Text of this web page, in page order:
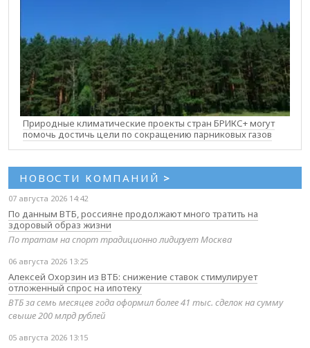
Природные климатические проекты стран БРИКС+ могут
помочь достичь цели по сокращению парниковых газов
НОВОСТИ КОМПАНИЙ >
07 августа 2026 14:42
По данным ВТБ, россияне продолжают много тратить на
здоровый образ жизни
По тратам на спорт традиционно лидирует Москва
06 августа 2026 13:25
Алексей Охорзин из ВТБ: снижение ставок стимулирует
отложенный спрос на ипотеку
ВТБ за семь месяцев года оформил более 41 тыс. сделок на сумму
свыше 200 млрд рублей
05 августа 2026 13:15